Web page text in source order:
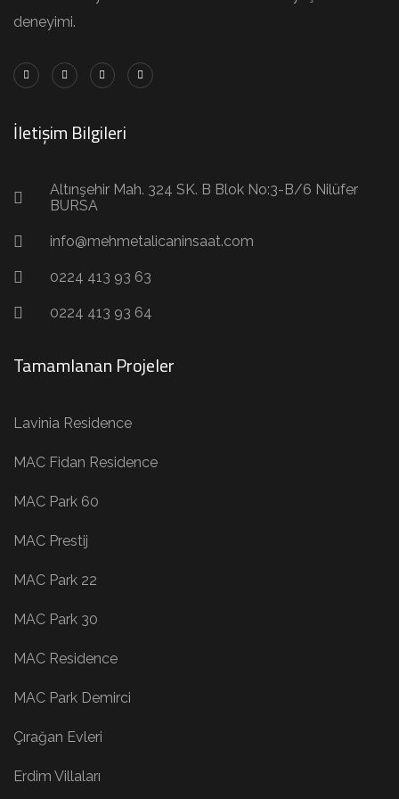
deneyimi.
İletişim Bilgileri
Altınşehir Mah. 324 SK. B Blok No:3-B/6 Nilüfer
BURSA
info@mehmetalicaninsaat.com
0224 413 93 63
0224 413 93 64
Tamamlanan Projeler
Lavinia Residence
MAC Fidan Residence
MAC Park 60
MAC Prestij
MAC Park 22
MAC Park 30
MAC Residence
MAC Park Demirci
Çırağan Evleri
Erdim Villaları